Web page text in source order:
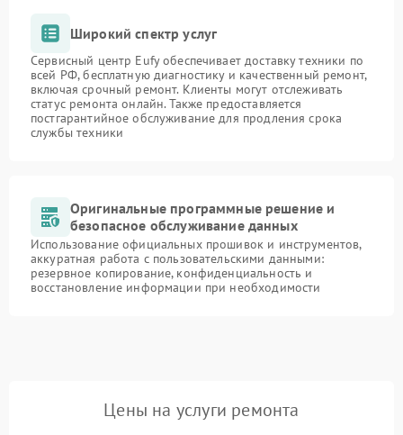
Широкий спектр услуг
Сервисный центр Eufy обеспечивает доставку техники по
всей РФ, бесплатную диагностику и качественный ремонт,
включая срочный ремонт. Клиенты могут отслеживать
статус ремонта онлайн. Также предоставляется
постгарантийное обслуживание для продления срока
службы техники
Оригинальные программные решение и
безопасное обслуживание данных
Использование официальных прошивок и инструментов,
аккуратная работа с пользовательскими данными:
резервное копирование, конфиденциальность и
восстановление информации при необходимости
Цены на услуги ремонта